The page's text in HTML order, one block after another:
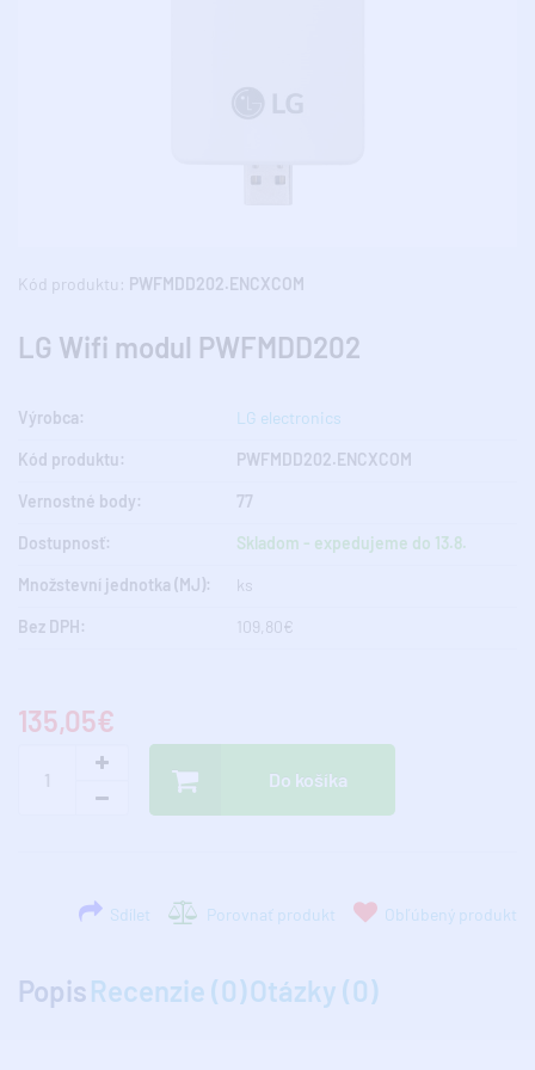
Kód produktu: PWFMDD202.ENCXCOM
LG Wifi modul PWFMDD202
Výrobca: LG electronics
Kód produktu: PWFMDD202.ENCXCOM
Vernostné body: 77
Dostupnosť: Skladom - expedujeme do 13.8.
Množstevní jednotka (MJ): ks
Bez DPH: 109,80€
135,05€
Do košíka
Sdílet Porovnať produkt Obľúbený produkt
PopisRecenzie (0)Otázky (0)